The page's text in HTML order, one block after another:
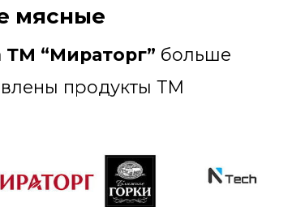
мясные
ТМ “Мираторг” больше
продукты ТМ